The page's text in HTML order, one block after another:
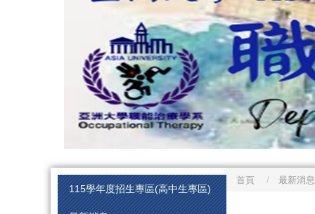
115學年度招生專區(高中生專區)
首頁 最新消息
:::